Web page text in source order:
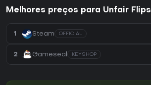
Melhores preços para Unfair Flips
1 Steam OFFICIAL
2 Gameseal KEYSHOP